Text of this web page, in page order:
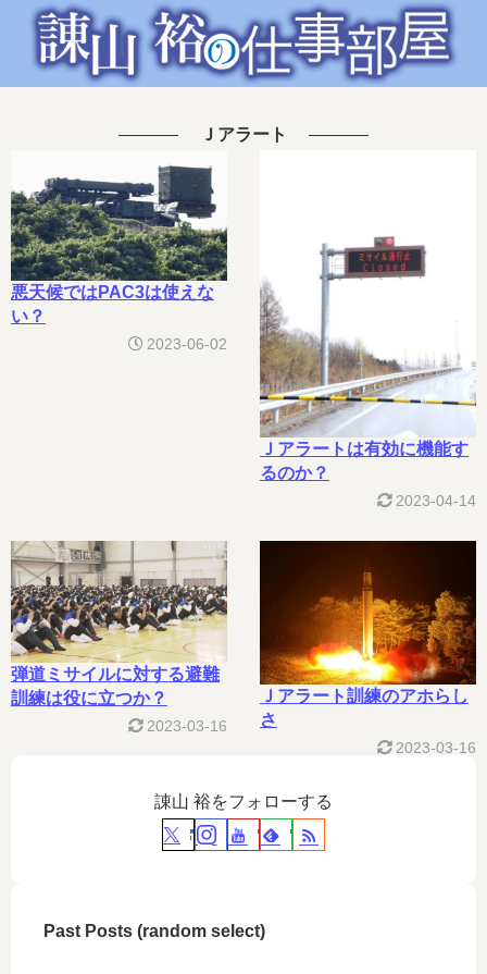
Ｊアラート
悪天候ではPAC3は使えな
い？
2023-06-02
Ｊアラートは有効に機能す
るのか？
2023-04-14
弾道ミサイルに対する避難
訓練は役に立つか？
2023-03-16
Ｊアラート訓練のアホらし
さ
2023-03-16
諌山 裕をフォローする
Past Posts (random select)